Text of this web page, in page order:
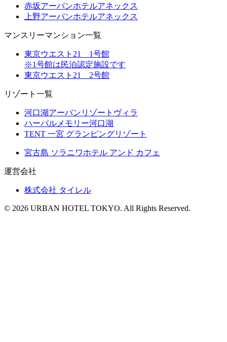
赤坂アーバンホテルアネックス
上野アーバンホテルアネックス
マンスリーマンション一覧
東京ウエスト21 1号館
※1号館は民泊認定施設です
東京ウエスト21 2号館
リゾート一覧
河口湖アーバンリゾートヴィラ
ハーバルメモリー河口湖
TENT 一宮 グランピングリゾート
宮古島 ソラニワホテル アンド カフェ
運営会社
株式会社 タイレル
© 2026 URBAN HOTEL TOKYO. All Rights Reserved.